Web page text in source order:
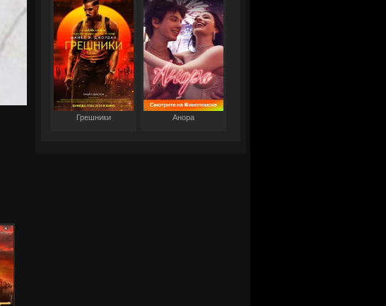
Грешники Анора